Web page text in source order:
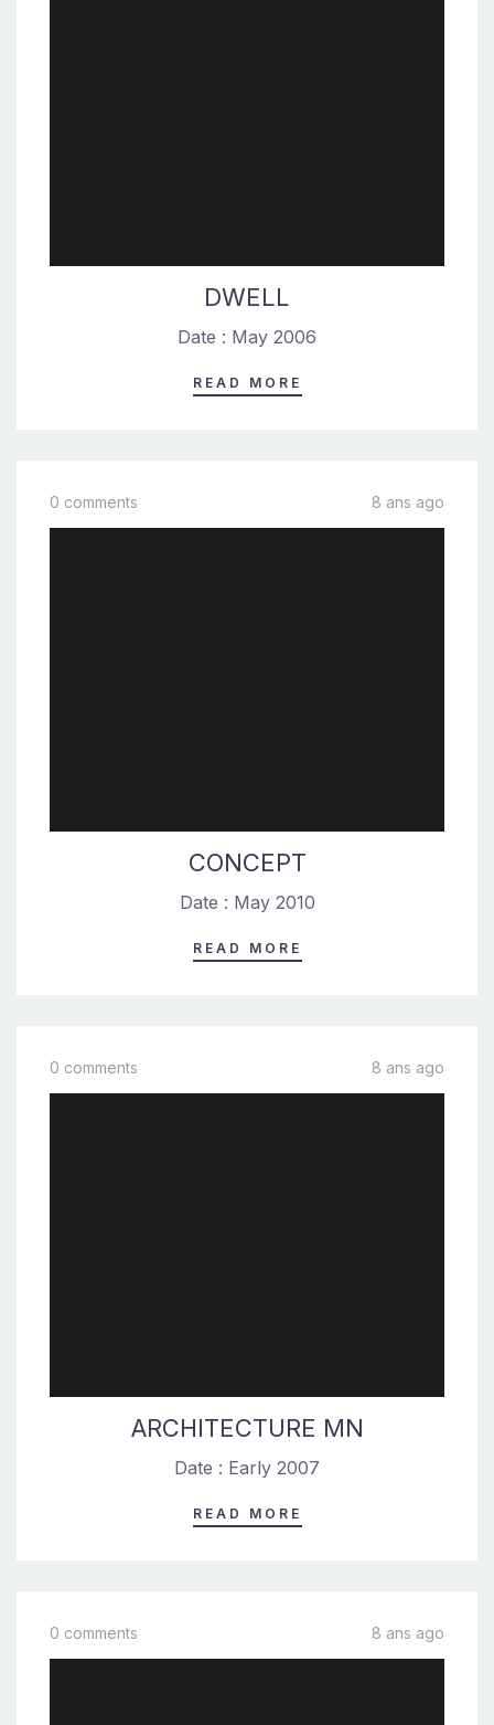
DWELL
Date : May 2006
READ MORE
0 comments 8 ans ago
CONCEPT
Date : May 2010
READ MORE
0 comments 8 ans ago
ARCHITECTURE MN
Date : Early 2007
READ MORE
0 comments 8 ans ago